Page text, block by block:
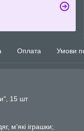
Оплата Умови
15 шт
м’які іграшки;